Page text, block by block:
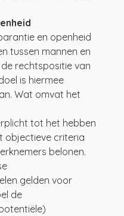
en openheid
tussen mannen en
rechtspositie van
is hiermee
Wat omvat het
tot het hebben
objectieve criteria
belonen.
gelden voor
de